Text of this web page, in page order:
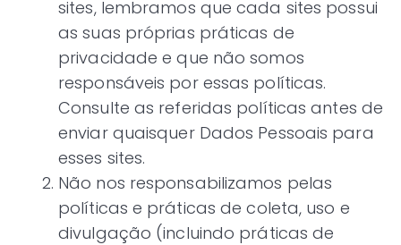
sites, lembramos que cada sites possui
as suas próprias práticas de
privacidade e que não somos
responsáveis por essas políticas.
Consulte as referidas políticas antes de
enviar quaisquer Dados Pessoais para
esses sites.
Não nos responsabilizamos pelas
políticas e práticas de coleta, uso e
divulgação (incluindo práticas de